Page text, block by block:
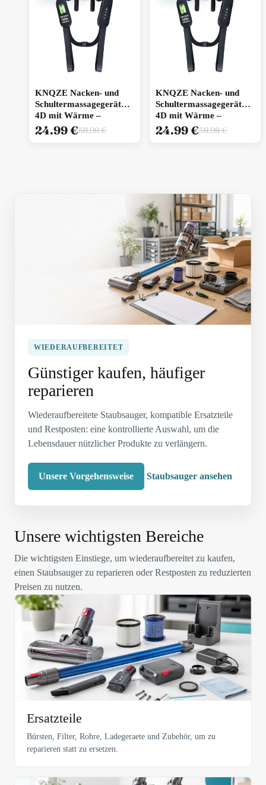
KNQZE Nacken- und
Schultermassagegerät
4D mit Wärme –
generalüberholt
58.98€
24.99€
KNQZE Nacken- und
Schultermassagegerät
4D mit Wärme –
generalüberholt –
wiederaufbereitet
58.98€
24.99€
WIEDERAUFBEREITET
Günstiger kaufen, häufiger
reparieren
Wiederaufbereitete Staubsauger, kompatible Ersatzteile
und Restposten: eine kontrollierte Auswahl, um die
Lebensdauer nützlicher Produkte zu verlängern.
Unsere Vorgehensweise Staubsauger ansehen
Unsere wichtigsten Bereiche
Die wichtigsten Einstiege, um wiederaufbereitet zu kaufen,
einen Staubsauger zu reparieren oder Restposten zu reduzierten
Preisen zu nutzen.
Ersatzteile
Bürsten, Filter, Rohre, Ladegeraete und Zubehör, um zu
reparieren statt zu ersetzen.